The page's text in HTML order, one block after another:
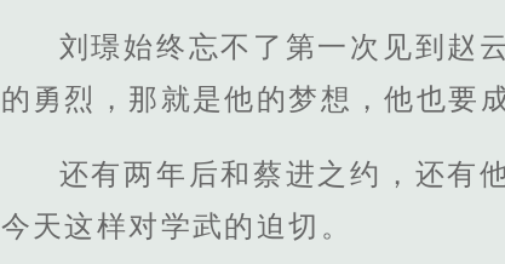
刘璟始终忘不了第一次见到赵
的勇烈，那就是他的梦想，他也要
还有两年后和蔡进之约，还有
今天这样对学武的迫切。